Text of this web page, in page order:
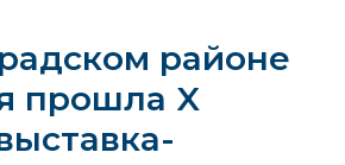
районе
прошла X